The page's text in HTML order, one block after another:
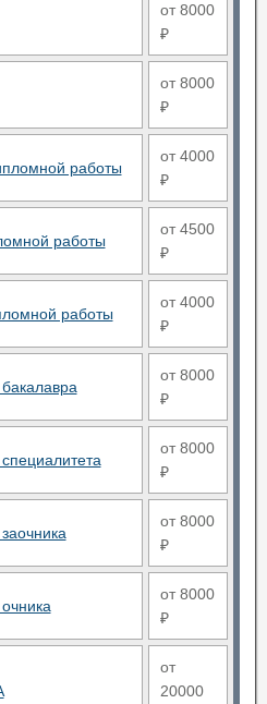
от 8000
₽
от 8000
₽
работы
от 4000
₽
работы
от 4500
₽
работы
от 4000
₽
от 8000
₽
от 8000
₽
от 8000
₽
от 8000
₽
от
20000